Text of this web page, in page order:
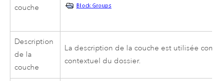
couche
Description
de la
couche
La description de la couche est utilisée
contextuel du dossier.